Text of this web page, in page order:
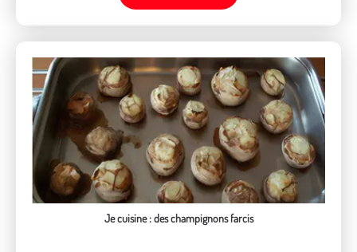
Je cuisine : des champignons farcis